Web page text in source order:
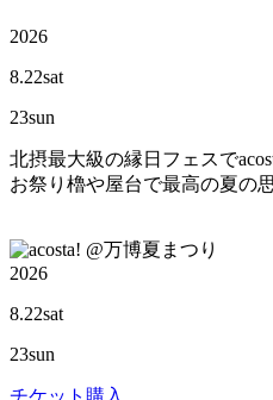
2026
8.22sat
23sun
北摂最大級の縁日フェスで
お祭り櫓や屋台で最高の夏の
@万博夏まつり
2026
8.22sat
23sun
チケット購入